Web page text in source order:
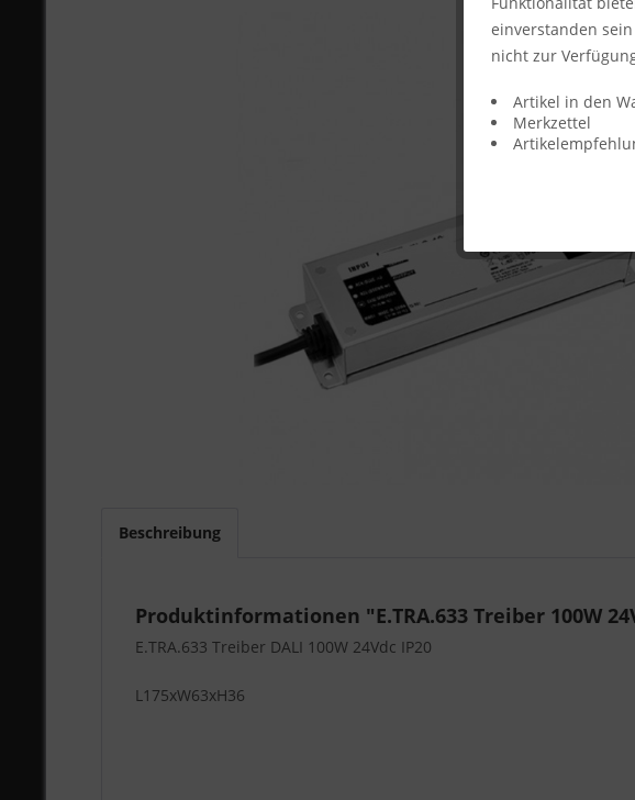
Beschreibung
Produktinformationen "E.TRA.633 Treiber 100W
E.TRA.633 Treiber DALI 100W 24Vdc IP20
L175xW63xH36
einverstanden
nicht zur
Artikel in den
Merkzettel